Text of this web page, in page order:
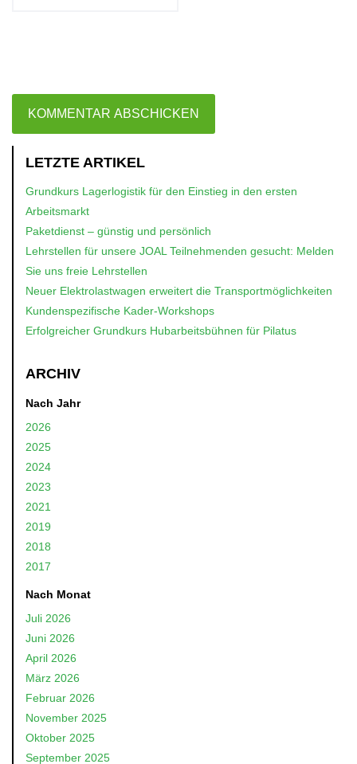
LETZTE ARTIKEL
Grundkurs Lagerlogistik für den Einstieg in den ersten
Arbeitsmarkt
Paketdienst – günstig und persönlich
Lehrstellen für unsere JOAL Teilnehmenden gesucht: Melden
Sie uns freie Lehrstellen
Neuer Elektrolastwagen erweitert die Transportmöglichkeiten
Kundenspezifische Kader-Workshops
Erfolgreicher Grundkurs Hubarbeitsbühnen für Pilatus
ARCHIV
Nach Jahr
2026
2025
2024
2023
2021
2019
2018
2017
Nach Monat
Juli 2026
Juni 2026
April 2026
März 2026
Februar 2026
November 2025
Oktober 2025
September 2025